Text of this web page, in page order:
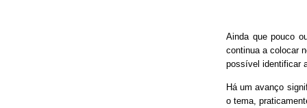
Ainda que pouco
continua a colocar
possível identificar
Há um avanço
o tema,